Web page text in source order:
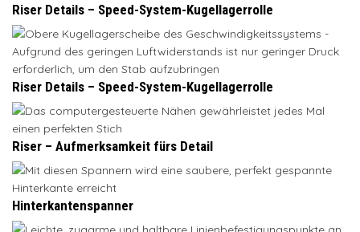
Riser Details – Speed-System-Kugellagerrolle
Riser Details – Speed-System-Kugellagerrolle
Riser – Aufmerksamkeit fürs Detail
Hinterkantenspanner